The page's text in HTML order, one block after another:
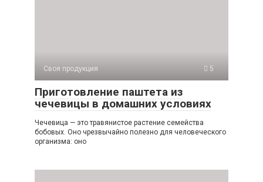
Своя продукция 5
Приготовление паштета из
чечевицы в домашних условиях
Чечевица — это травянистое растение семейства
бобовых. Оно чрезвычайно полезно для человеческого
организма: оно